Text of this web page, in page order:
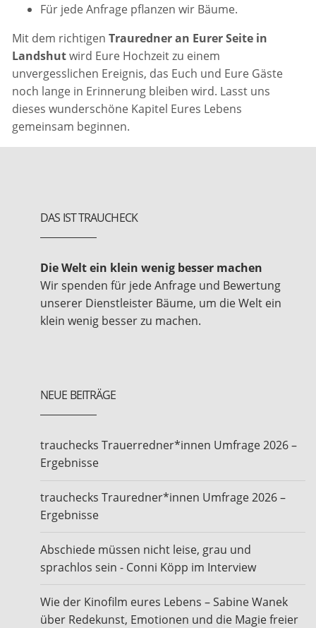
Für jede Anfrage pflanzen wir Bäume.
Mit dem richtigenTrauredner an Eurer Seite in
Landshutwird Eure Hochzeit zu einem
unvergesslichen Ereignis, das Euch und Eure Gäste
noch lange in Erinnerung bleiben wird. Lasst uns
dieses wunderschöne Kapitel Eures Lebens
gemeinsam beginnen.
DAS IST TRAUCHECK
Die Welt ein klein wenig besser machen
Wir spenden für jede Anfrage und Bewertung
unserer Dienstleister Bäume, um die Welt ein
klein wenig besser zu machen.
NEUE BEITRÄGE
trauchecks Trauerredner*innen Umfrage 2026 –
Ergebnisse
trauchecks Trauredner*innen Umfrage 2026 –
Ergebnisse
Abschiede müssen nicht leise, grau und
sprachlos sein - Conni Köpp im Interview
Wie der Kinofilm eures Lebens – Sabine Wanek
über Redekunst, Emotionen und die Magie freier